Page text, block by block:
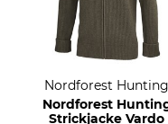
Nordforest Hunting
Nordforest
Strickjacke Vardo